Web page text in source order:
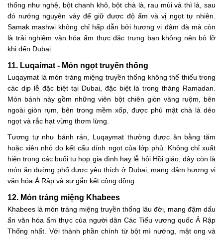
thống như nghệ, bột chanh khô, bột chà là, rau mùi và thì là, sau
đó nướng nguyên vảy để giữ được độ ẩm và vị ngọt tự nhiên.
Samak mashwi không chỉ hấp dẫn bởi hương vị đậm đà mà còn
là trải nghiệm văn hóa ẩm thực đặc trưng bạn không nên bỏ lỡ
khi đến Dubai.
11. Luqaimat - Món ngọt truyền thống
Luqaymat là món tráng miệng truyền thống không thể thiếu trong
các dịp lễ đặc biệt tại Dubai, đặc biệt là trong tháng Ramadan.
Món bánh này gồm những viên bột chiên giòn vàng ruộm, bên
ngoài giòn rụm, bên trong mềm xốp, được phủ mật chà là dẻo
ngọt và rắc hạt vừng thơm lừng.
Tương tự như bánh rán, Luqaymat thường được ăn bằng tăm
hoặc xiên nhỏ do kết cấu dính ngọt của lớp phủ. Không chỉ xuất
hiện trong các buổi tụ họp gia đình hay lễ hội Hồi giáo, đây còn là
món ăn đường phố được yêu thích ở Dubai, mang đậm hương vị
văn hóa Ả Rập và sự gắn kết cộng đồng.
12. Món tráng miệng Khabees
Khabees là món tráng miệng truyền thống lâu đời, mang đậm dấu
ấn văn hóa ẩm thực của người dân Các Tiểu vương quốc Ả Rập
Thống nhất. Với thành phần chính từ bột mì nướng, mật ong và